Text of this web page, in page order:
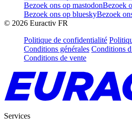
Bezoek ons op mastodonBezoek
Bezoek ons op blueskyBezoek
© 2026 Euractiv FR
Politique de confidentialité
Conditions générales Conditions
Conditions de vente
Services